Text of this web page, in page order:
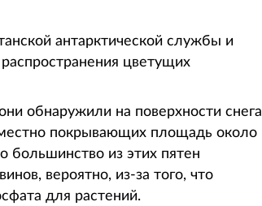
антарктической службы и
цветущих
обнаружили на поверхности снега
покрывающих площадь около
большинство из этих пятен
вероятно, из-за того, что
для растений.